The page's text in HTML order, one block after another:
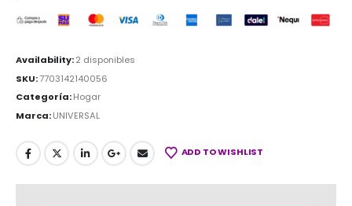
Availability:2 disponibles
SKU:7703142140056
Categoría:Hogar
Marca:UNIVERSAL
ADD TO WISHLIST